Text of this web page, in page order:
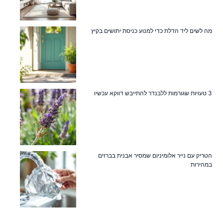
מה לשים ליד הדלת כדי למנוע כניסת יתושים בקיץ
3 טעויות שגורמות ללבנדר להתייבש דווקא עכשיו
הטריק עם נייר אלומיניום שמסיר אבנית בברזים
במהירות